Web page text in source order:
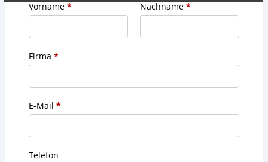
Vorname * Nachname *
Firma *
E-Mail *
Telefon